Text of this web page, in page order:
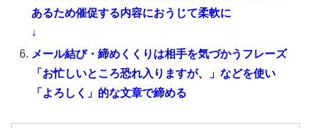
あるため催促する内容におうじて柔軟に
↓
メール結び・締めくくりは相手を気づかうフレーズ
「お忙しいところ恐れ入りますが、」などを使い
「よろしく」的な文章で締める